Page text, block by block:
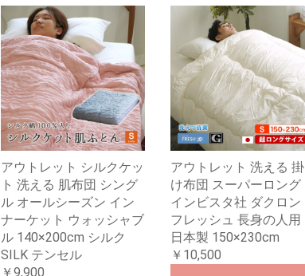
アウトレット シルクケッ
ト 洗える 肌布団 シング
ル オールシーズン イン
ナーケット ウォッシャブ
ル 140×200cm シルク
SILK テンセル
￥9,900
アウトレット 洗える 掛
け布団 スーパーロング
インビスタ社 ダクロン
フレッシュ 長身の人用
日本製 150×230cm
￥10,500